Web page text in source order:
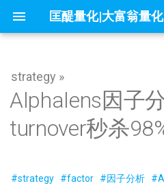
匡醍量化|大富翁量化
在
初
始
因子投资与机器学习策略
量化二十四课
mldp
why stop loss is so bad
不小心杀入了量化赛道，现在该怎么
办？
没能上热搜，但卡尼曼值得我们纪念
的重要性？
Alphalens 框架
回报分析
你在同花顺上的每一次点击，都被做
成了做空信号
问薪无愧！
自学量化大纲有这75页就够了
全球Windows机器蓝屏，作为量化
人，我的检讨来了
DeepSeek只是挖了个坑，还不是掘
当我在星巴克连上家里的服务器，
『译研报03』Z变换改造均线，一个
12年前的策略为何仍能跑赢大盘？
『译研报04』 年化25%的策略到底有
Kronos
只廖廖数行，但很惊艳的代码
为什么量化人应该使用duckdb？
一些和颜色相关的网站
Barra风险模型构建完全指南
你可能不知道的8个IPython技巧
get esg grade by akshare
大富翁安装指南
大富翁数据维护
实盘交易接口
Python高效编程实践指南
量化人的 numpy&pandas
Follow Us
strategy »
Alphalens因子
turnover秒杀
#strategy #factor #因子分析